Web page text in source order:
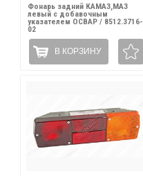
Фонарь задний КАМАЗ,МАЗ
левый с добавочным
указателем ОСВАР / 8512.3716-
02
В КОРЗИНУ